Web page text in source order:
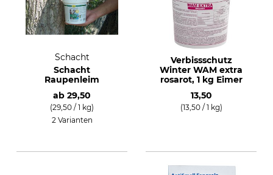
Schacht
Schacht
Raupenleim
ab 29,50
(29,50 / 1 kg)
2 Varianten
Verbissschutz
Winter WAM extra
rosarot, 1 kg Eimer
13,50
(13,50 / 1 kg)